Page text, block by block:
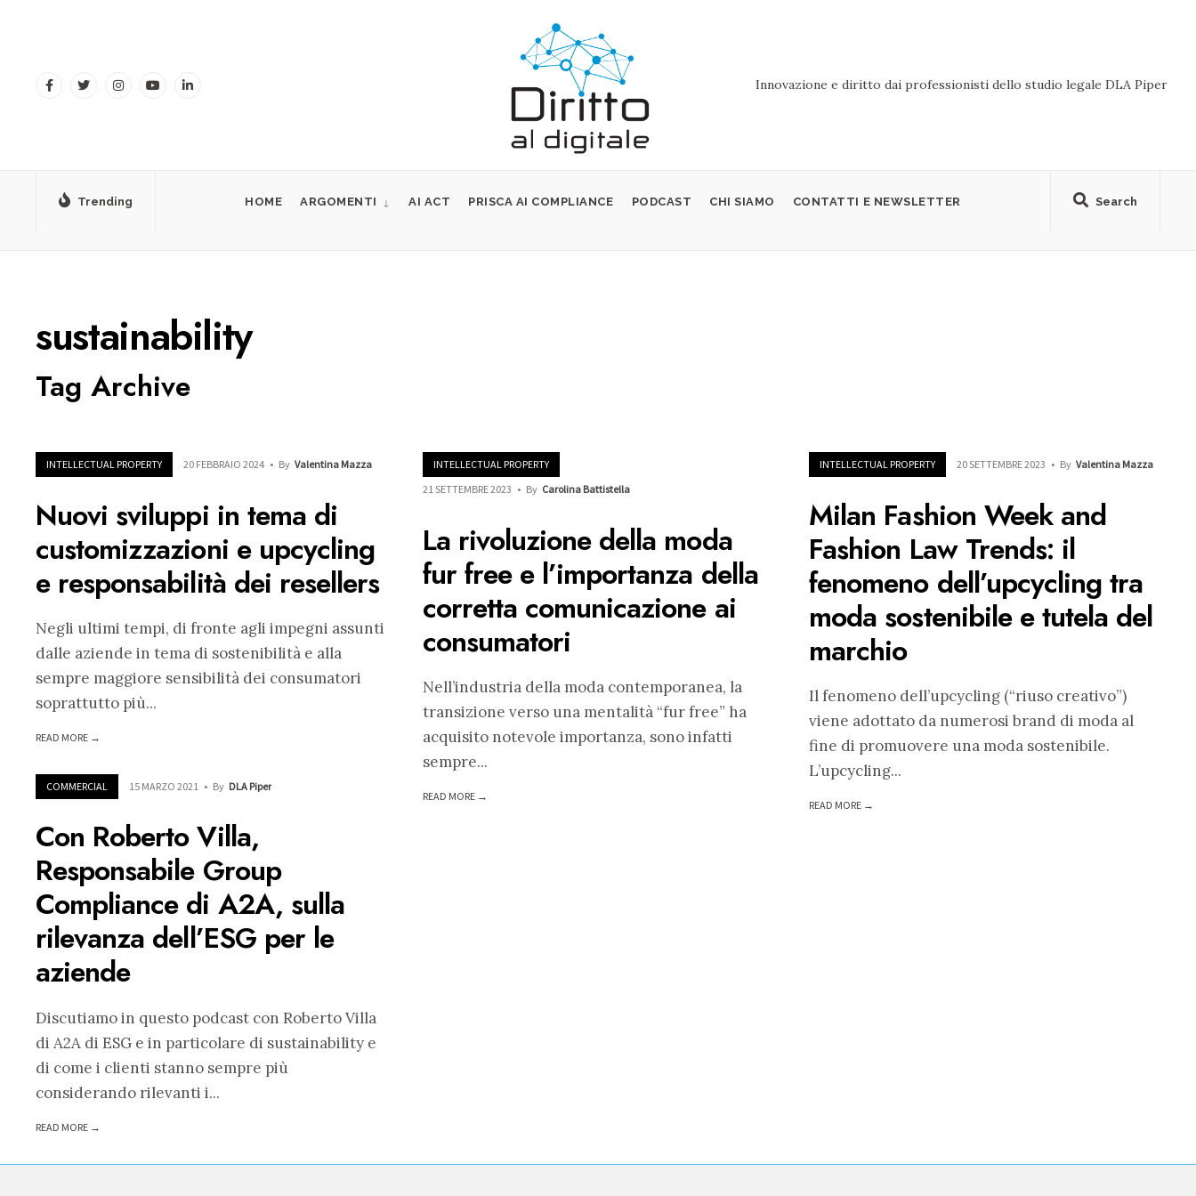
Innovazione e diritto dai professionisti dello studio legale DLA Piper
Trending Search
HOME ARGOMENTI AI ACT PRISCA AI COMPLIANCE PODCAST CHI SIAMO CONTATTI E NEWSLETTER
sustainability
Tag Archive
INTELLECTUAL PROPERTY 20 FEBBRAIO 2024 • By Valentina Mazza
Nuovi sviluppi in tema di
customizzazioni e upcycling
e responsabilità dei resellers
Negli ultimi tempi, di fronte agli impegni assunti
dalle aziende in tema di sostenibilità e alla
sempre maggiore sensibilità dei consumatori
soprattutto più...
READ MORE →
INTELLECTUAL PROPERTY
21 SETTEMBRE 2023 • By Carolina Battistella
La rivoluzione della moda
fur free e l’importanza della
corretta comunicazione ai
consumatori
Nell’industria della moda contemporanea, la
transizione verso una mentalità “fur free” ha
acquisito notevole importanza, sono infatti
sempre...
READ MORE →
INTELLECTUAL PROPERTY 20 SETTEMBRE 2023 • By Valentina Mazza
Milan Fashion Week and
Fashion Law Trends: il
fenomeno dell’upcycling tra
moda sostenibile e tutela del
marchio
Il fenomeno dell’upcycling (“riuso creativo”)
viene adottato da numerosi brand di moda al
fine di promuovere una moda sostenibile.
L’upcycling...
READ MORE →
COMMERCIAL 15 MARZO 2021 • By DLA Piper
Con Roberto Villa,
Responsabile Group
Compliance di A2A, sulla
rilevanza dell’ESG per le
aziende
Discutiamo in questo podcast con Roberto Villa
di A2A di ESG e in particolare di sustainability e
di come i clienti stanno sempre più
considerando rilevanti i...
READ MORE →